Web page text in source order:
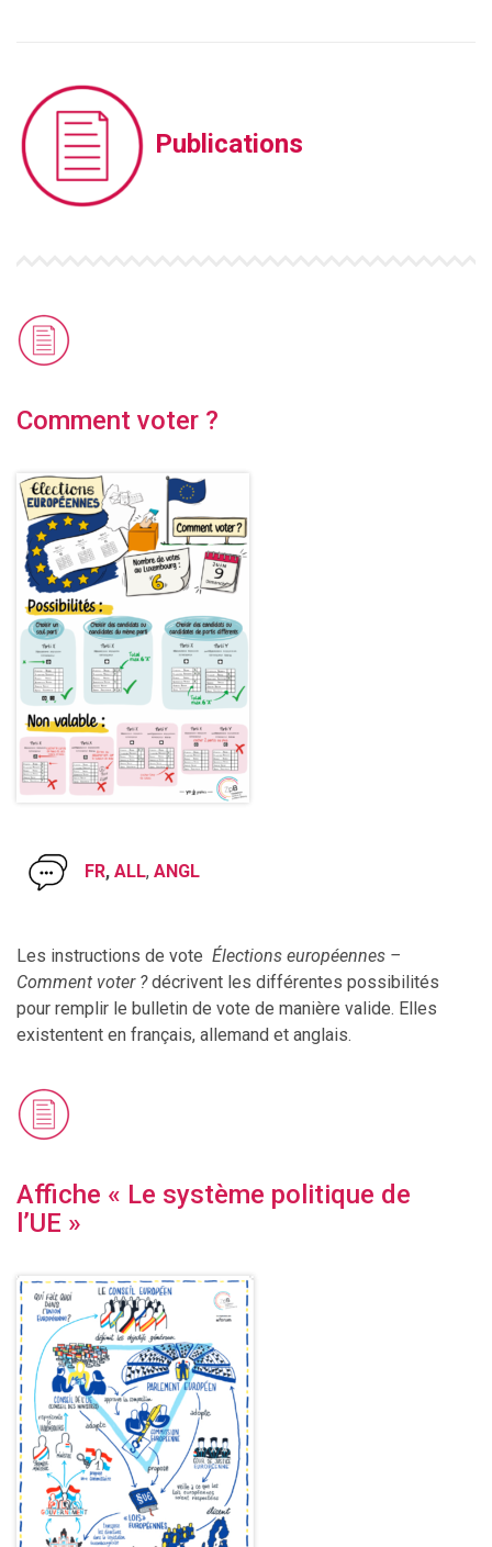
Publications
Comment voter ?
FR, ALL, ANGL
Les instructions de vote Élections européennes –
Comment voter ?décrivent les différentes possibilités
pour remplir le bulletin de vote de manière valide. Elles
existentent en français, allemand et anglais.
Affiche « Le système politique de
l’UE »